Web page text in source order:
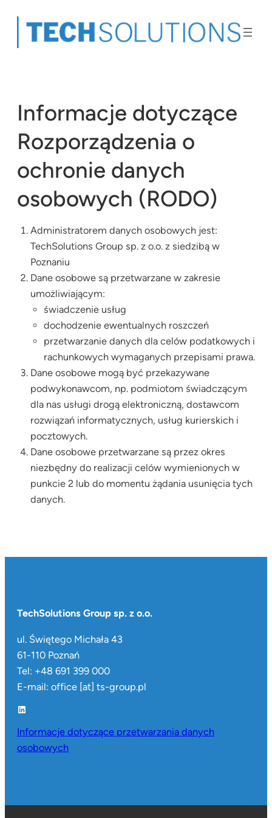
Informacje dotyczące
Rozporządzenia o
ochronie danych
osobowych (RODO)
Administratorem danych osobowych jest:
TechSolutions Group sp. z o.o. z siedzibą w
Poznaniu
Dane osobowe są przetwarzane w zakresie
umożliwiającym:
świadczenie usług
dochodzenie ewentualnych roszczeń
przetwarzanie danych dla celów podatkowych i
rachunkowych wymaganych przepisami prawa.
Dane osobowe mogą być przekazywane
podwykonawcom, np. podmiotom świadczącym
dla nas usługi drogą elektroniczną, dostawcom
rozwiązań informatycznych, usług kurierskich i
pocztowych.
Dane osobowe przetwarzane są przez okres
niezbędny do realizacji celów wymienionych w
punkcie 2 lub do momentu żądania usunięcia tych
danych.
TechSolutions Group sp. z o.o.
ul. Świętego Michała 43
61-110 Poznań
Tel: +48 691 399 000
E-mail: office [at] ts-group.pl
LinkedIn
Informacje dotyczące przetwarzania danych
osobowych